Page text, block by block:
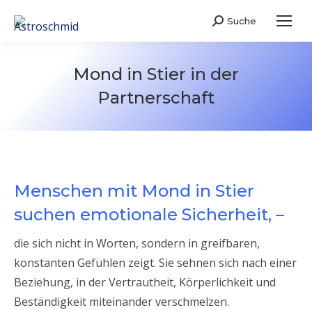
Search:
Suche
Mond in Stier in der
Partnerschaft
Menschen mit Mond in Stier
suchen emotionale Sicherheit, –
die sich nicht in Worten, sondern in greifbaren,
konstanten Gefühlen zeigt. Sie sehnen sich nach einer
Beziehung, in der Vertrautheit, Körperlichkeit und
Beständigkeit miteinander verschmelzen.